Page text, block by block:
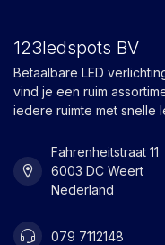
123ledspots BV
Betaalbare LED
vind je een ruim
iedere ruimte met snelle
Fahrenheitstraat 11
6003 DC Weert
Nederland
079 7112148